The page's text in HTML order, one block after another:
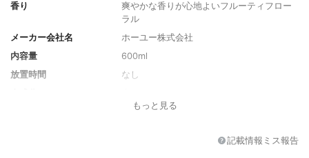
香り
爽やかな香りが心地よいフルーティフロー
ラル
メーカー会社名
ホーユー株式会社
内容量
600ml
放置時間
なし
グリセリン、べヘントリモニウムクロリ
ニン、イソアルキル（C10-40）アミドプロ
もっと見る
記載情報ミス報告